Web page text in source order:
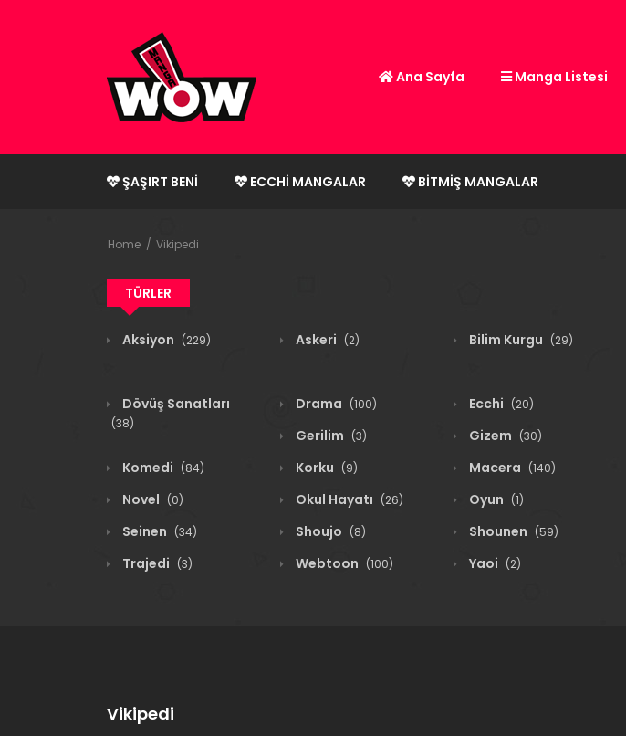
Ana Sayfa Manga Listesi
ŞAŞIRT BENI ECCHI MANGALAR BITMIŞ MANGALAR
Home Vikipedi
TÜRLER
Aksiyon (229) Askeri (2) Bilim Kurgu (29)
Dövüş Sanatları
(38)
Drama (100) Ecchi (20)
Gerilim (3) Gizem (30)
Komedi (84) Korku (9) Macera (140)
Novel (0) Okul Hayatı (26) Oyun (1)
Seinen (34) Shoujo (8) Shounen (59)
Trajedi (3) Webtoon (100) Yaoi (2)
Vikipedi